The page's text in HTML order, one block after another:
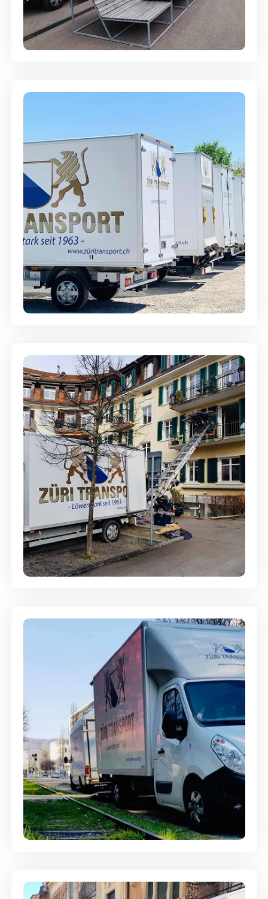
Umzugsreinigung - mit
Abgabegarantie
Möbellagerung - Alles sicher
aufbewahrt
Entsorgung & Räumung
Ein- und Auspackservice